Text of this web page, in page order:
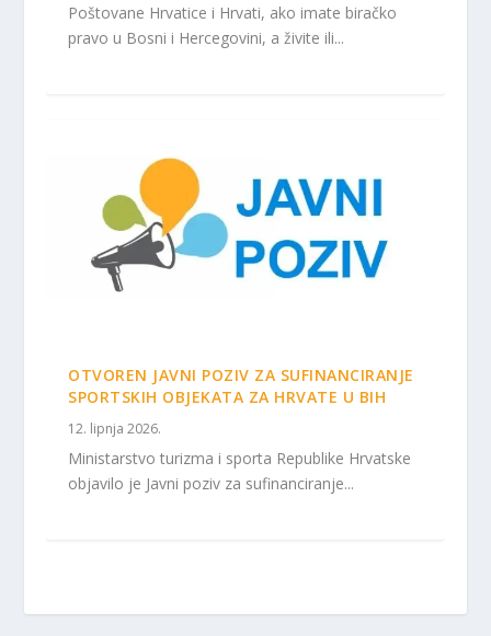
Poštovane Hrvatice i Hrvati, ako imate biračko
pravo u Bosni i Hercegovini, a živite ili...
OTVOREN JAVNI POZIV ZA SUFINANCIRANJE
SPORTSKIH OBJEKATA ZA HRVATE U BIH
12. lipnja 2026.
Ministarstvo turizma i sporta Republike Hrvatske
objavilo je Javni poziv za sufinanciranje...